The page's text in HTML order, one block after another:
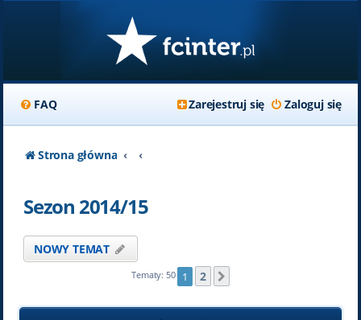
FAQ Zaloguj się
Zarejestruj się
Strona główna
Sezon 2014/15
NOWY TEMAT
Tematy: 50 1 2